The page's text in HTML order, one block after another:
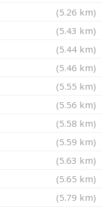
(5.26 km)
(5.43 km)
(5.44 km)
(5.46 km)
(5.55 km)
(5.56 km)
(5.58 km)
(5.59 km)
(5.63 km)
(5.65 km)
(5.79 km)